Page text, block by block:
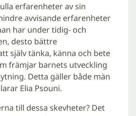
erfarenheter av sin
avvisande erfarenheter
har under tidig- och
desto bättre
själv tänka, känna och bete
främjar barnets utveckling
Detta gäller både män
Elia Psouni.
till dessa skevheter? Det